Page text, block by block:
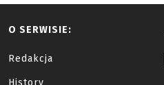
O SERWISIE:
Redakcja
History